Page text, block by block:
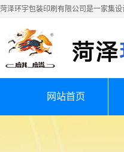
菏泽环宇包装印刷有限公司是一家集
网站首页